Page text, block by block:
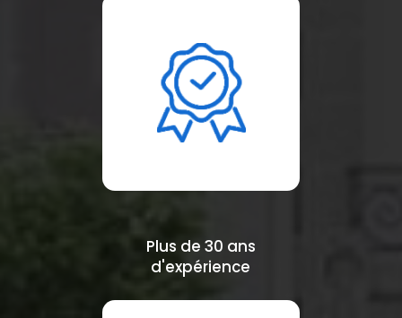
Plus de 30 ans
d'expérience